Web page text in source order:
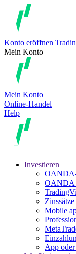
Konto eröffnen
Mein Konto
Mein Konto
Online-Handel
Help
Investieren
OANDA
Zinssätze
Mobile
App